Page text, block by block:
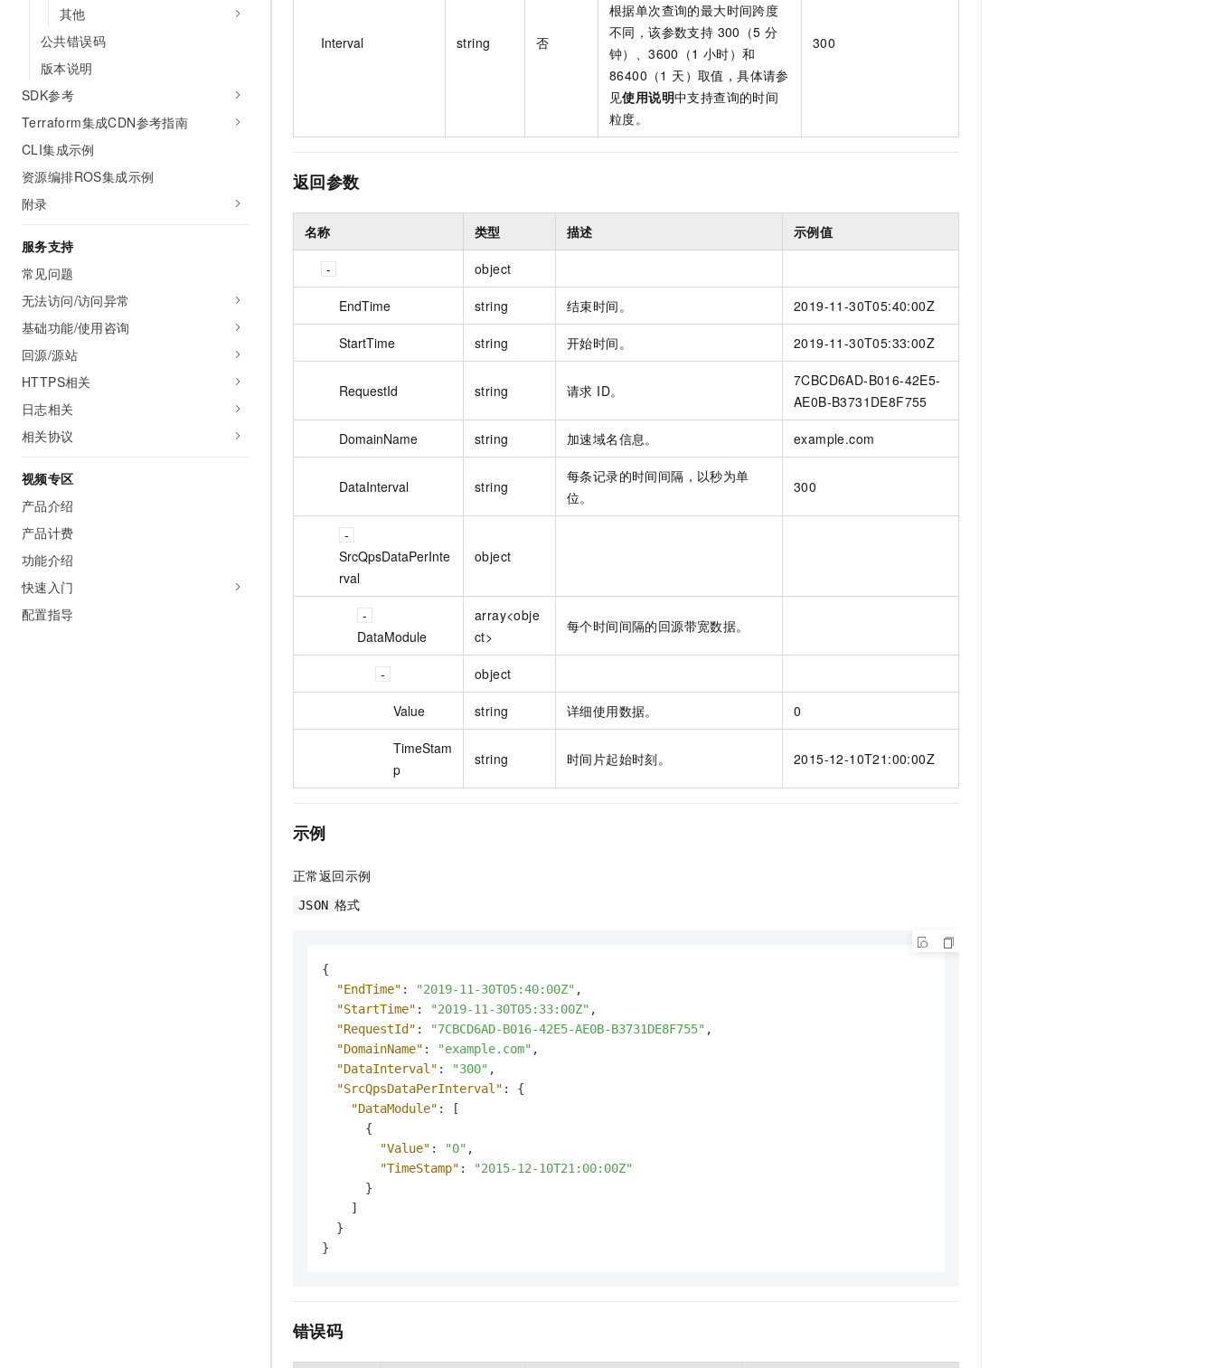
其他
公共错误码
版本说明
SDK参考
Terraform集成CDN参考指南
CLI集成示例
资源编排ROS集成示例
附录
服务支持
常见问题
无法访问/访问异常
基础功能/使用咨询
回源/源站
HTTPS相关
日志相关
相关协议
视频专区
产品介绍
产品计费
功能介绍
快速入门
配置指导
Interval string 否
根据单次查询的最大时间跨度
不同，该参数支持 300（5 分
钟）、3600（1 小时）和
86400（1 天）取值，具体请参
见使用说明中支持查询的时间
粒度。
300
返回参数
名称 类型 描述 示例值
object
EndTime string 结束时间。 2019-11-30T05:40:00Z
StartTime string 开始时间。 2019-11-30T05:33:00Z
RequestId string 请求 ID。
7CBCD6AD-B016-42E5-
AE0B-B3731DE8F755
DomainName string 加速域名信息。 example.com
DataInterval string
每条记录的时间间隔，以秒为单
位。
300
SrcQpsDataPerInte
rval
object
DataModule
array<obje
ct>
每个时间间隔的回源带宽数据。
object
Value string 详细使用数据。 0
TimeStam
p
string 时间片起始时刻。 2015-12-10T21:00:00Z
示例
正常返回示例
JSON 格式
{
"EndTime" : "2019-11-30T05:40:00Z" ,
"StartTime" : "2019-11-30T05:33:00Z" ,
"RequestId" : "7CBCD6AD-B016-42E5-AE0B-B3731DE8F755" ,
"DomainName" : "example.com" ,
"DataInterval" : "300" ,
"SrcQpsDataPerInterval" :
{
"DataModule" :
[
{
"Value" : "0" ,
"TimeStamp" :
"2015-12-10T21:00:00Z"
}
]
}
}
错误码